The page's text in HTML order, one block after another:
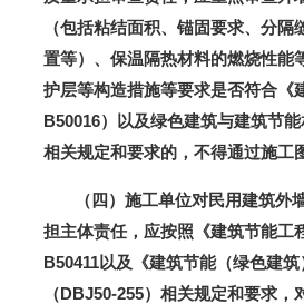
（包括粘结面积、锚固要求、分
置等）、保温隔热材料的燃烧性能
护层等构造措施等要求是否符合《
B50016）以及绿色建筑与建筑节
相关规定和要求的，不得通过施工
（四）施工单位对民用建筑外
担主体责任，应按照《建筑节能工
B50411以及《建筑节能（绿色建筑
（DBJ50-255）相关规定和要求